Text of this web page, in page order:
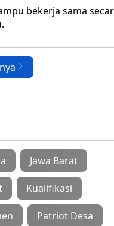
bekerja sama
Jawa Barat
Kualifikasi
Patriot Desa